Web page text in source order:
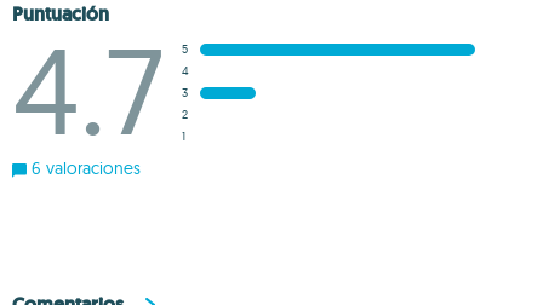
Puntuación
4.7
5
4
3
2
1
6 valoraciones